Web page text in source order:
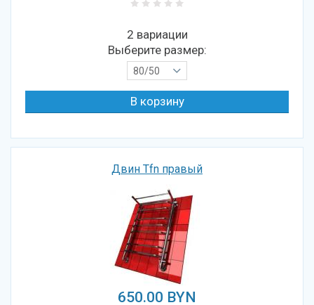
2 вариации
Выберите размер:
80/50
Двин Tfn правый
650.00 BYN